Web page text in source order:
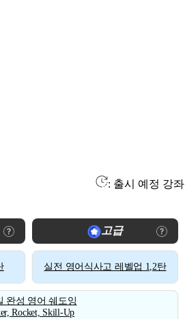
: 출시 예정 강좌
고급
실전 영어식사고 레벨업 1,2탄
완성 영어 쉐도잉
Rocket, Skill-Up